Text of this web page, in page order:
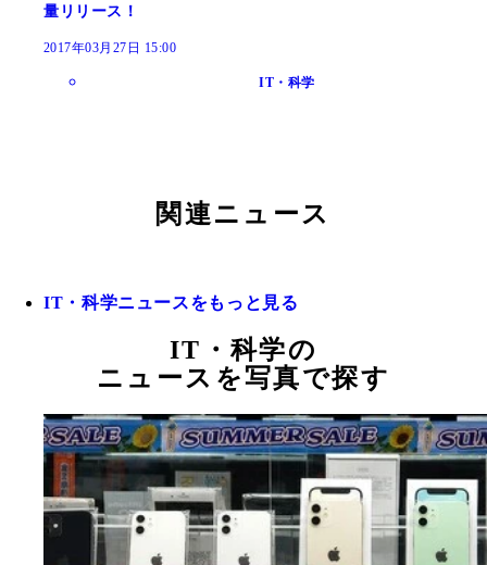
量リリース！
2017年03月27日 15:00
IT・科学
関連ニュース
IT・科学ニュースをもっと見る
IT・科学の
ニュースを写真で探す